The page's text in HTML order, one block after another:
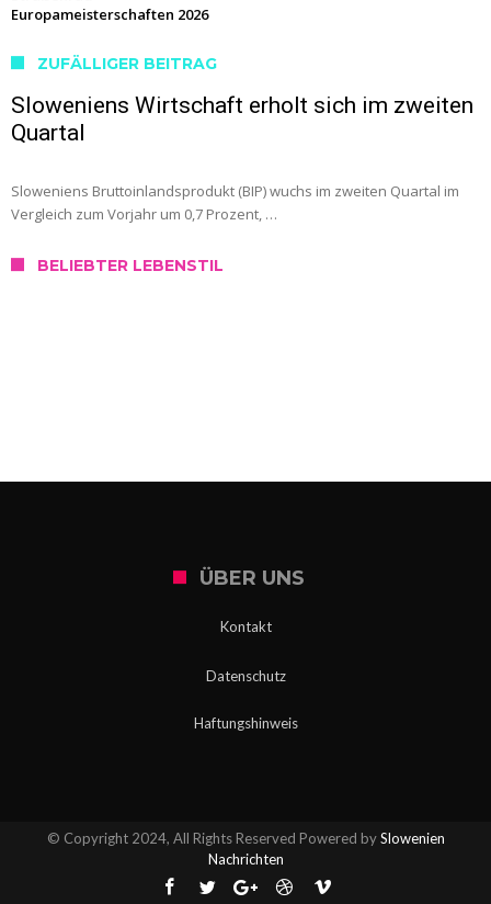
Europameisterschaften 2026
ZUFÄLLIGER BEITRAG
Sloweniens Wirtschaft erholt sich im zweiten
Quartal
Sloweniens Bruttoinlandsprodukt (BIP) wuchs im zweiten Quartal im
Vergleich zum Vorjahr um 0,7 Prozent, …
BELIEBTER LEBENSTIL
ÜBER UNS
Kontakt
Datenschutz
Haftungshinweis
© Copyright 2024, All Rights Reserved Powered bySlowenien
Nachrichten